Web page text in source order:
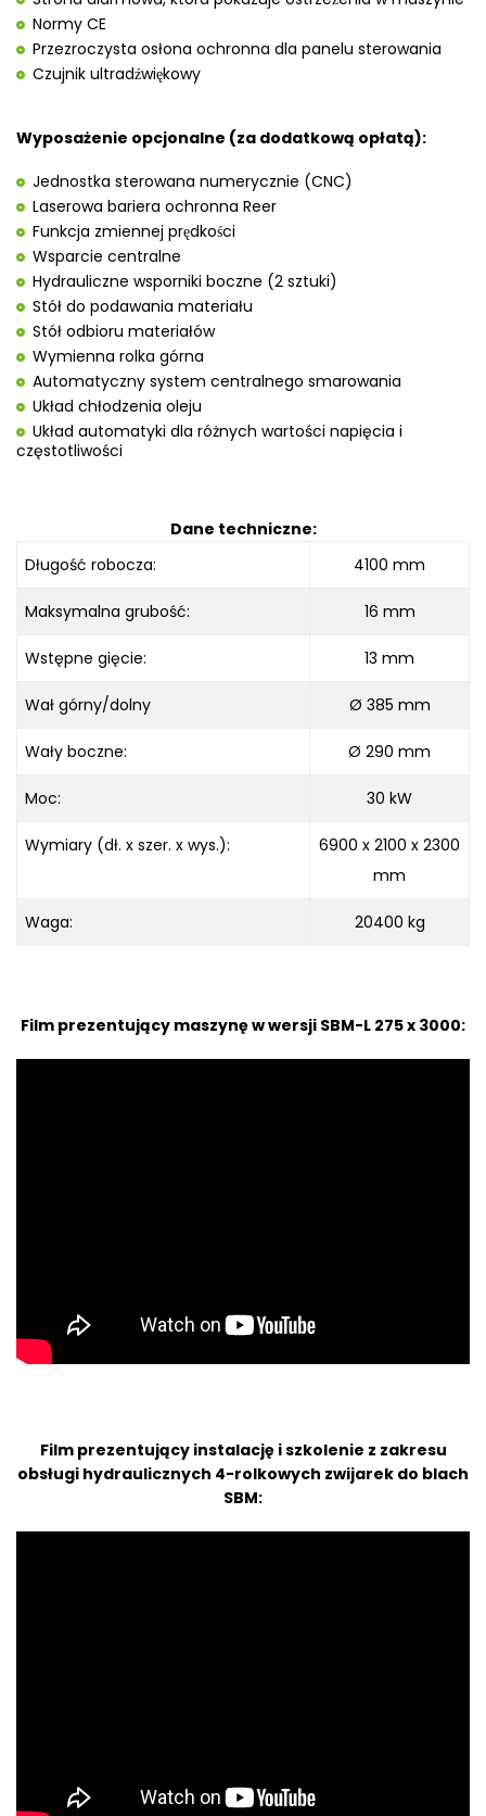
Normy CE
Przezroczysta osłona ochronna dla panelu sterowania
Czujnik ultradźwiękowy
Wyposażenie opcjonalne (za dodatkową opłatą):
Jednostka sterowana numerycznie (CNC)
Laserowa bariera ochronna Reer
Funkcja zmiennej prędkości
Wsparcie centralne
Hydrauliczne wsporniki boczne (2 sztuki)
Stół do podawania materiału
Stół odbioru materiałów
Wymienna rolka górna
Automatyczny system centralnego smarowania
Układ chłodzenia oleju
Układ automatyki dla różnych wartości napięcia i
częstotliwości
Dane techniczne:
Długość robocza: 4100 mm
Maksymalna grubość: 16 mm
Wstępne gięcie: 13 mm
Wał górny/dolny Ø 385 mm
Wały boczne: Ø 290 mm
Moc: 30 kW
Wymiary (dł. x szer. x wys.): 6900 x 2100 x 2300
mm
Waga: 20400 kg
Film prezentujący maszynę w wersji SBM-L 275 x 3000:
Film prezentujący instalację i szkolenie z zakresu
obsługi hydraulicznych 4-rolkowych zwijarek do blach
SBM: